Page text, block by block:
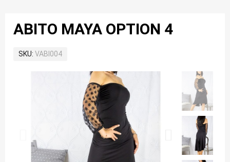
ABITO MAYA OPTION 4
SKU VABI004